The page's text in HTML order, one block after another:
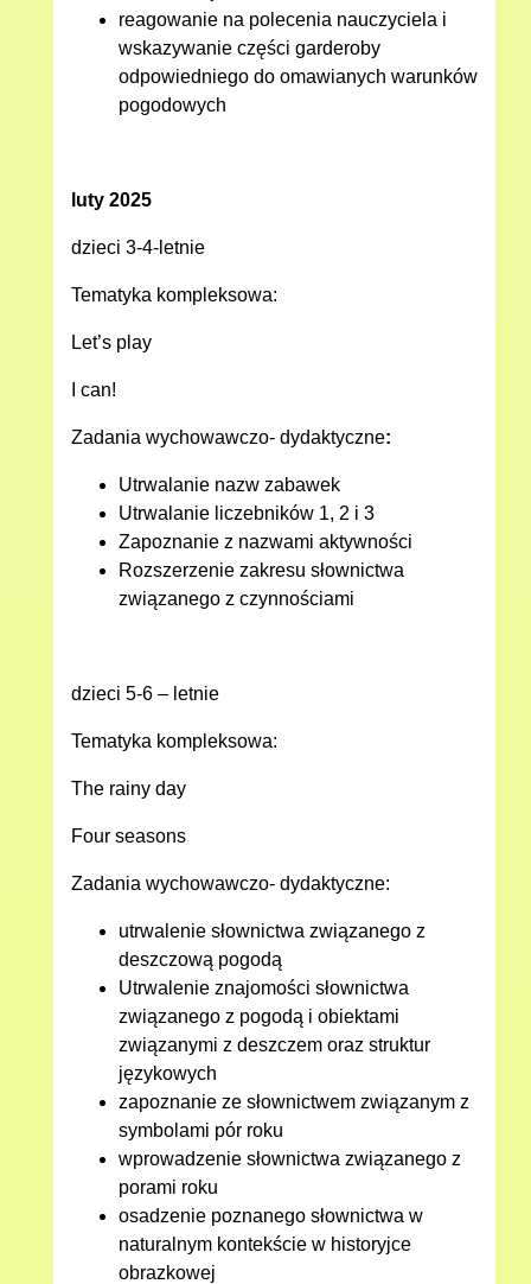
reagowanie na polecenia nauczyciela i
wskazywanie części garderoby
odpowiedniego do omawianych warunków
pogodowych
luty 2025
dzieci 3-4-letnie
Tematyka kompleksowa:
Let’s play
I can!
Zadania wychowawczo- dydaktyczne:
Utrwalanie nazw zabawek
Utrwalanie liczebników 1, 2 i 3
Zapoznanie z nazwami aktywności
Rozszerzenie zakresu słownictwa
związanego z czynnościami
dzieci 5-6 – letnie
Tematyka kompleksowa:
The rainy day
Four seasons
Zadania wychowawczo- dydaktyczne:
utrwalenie słownictwa związanego z
deszczową pogodą
Utrwalenie znajomości słownictwa
związanego z pogodą i obiektami
związanymi z deszczem oraz struktur
językowych
zapoznanie ze słownictwem związanym z
symbolami pór roku
wprowadzenie słownictwa związanego z
porami roku
osadzenie poznanego słownictwa w
naturalnym kontekście w historyjce
obrazkowej